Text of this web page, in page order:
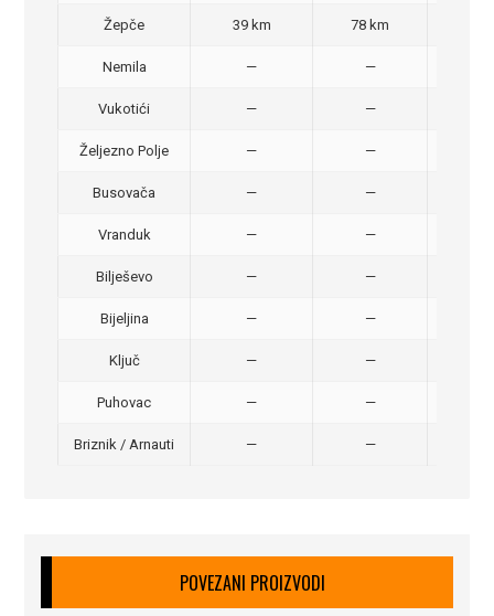
Žepče 39 km 78 km
Nemila — —
Vukotići — —
Željezno Polje — —
Busovača — —
Vranduk — —
Bilješevo — —
Bijeljina — —
Ključ — —
Puhovac — —
Briznik / Arnauti — —
POVEZANI PROIZVODI